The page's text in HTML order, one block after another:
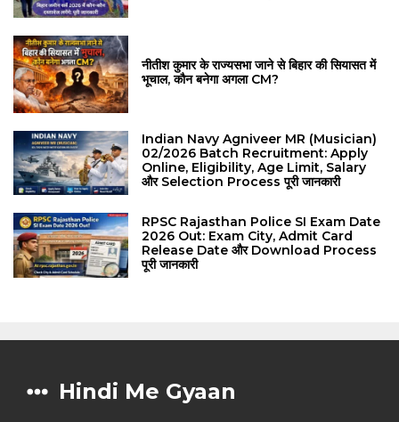
नीतीश कुमार के राज्यसभा जाने से बिहार की सियासत में
भूचाल, कौन बनेगा अगला CM?
Indian Navy Agniveer MR (Musician)
02/2026 Batch Recruitment: Apply
Online, Eligibility, Age Limit, Salary
और Selection Process पूरी जानकारी
RPSC Rajasthan Police SI Exam Date
2026 Out: Exam City, Admit Card
Release Date और Download Process
पूरी जानकारी
Hindi Me Gyaan